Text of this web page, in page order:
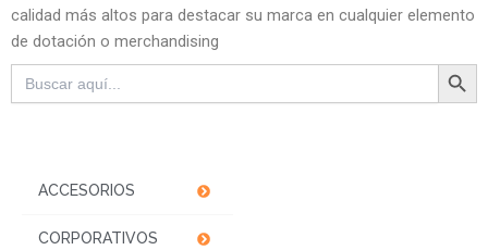
calidad más altos para destacar su marca en cualquier elemento
de dotación o merchandising
Buscar: Botón de
ACCESORIOS
CORPORATIVOS